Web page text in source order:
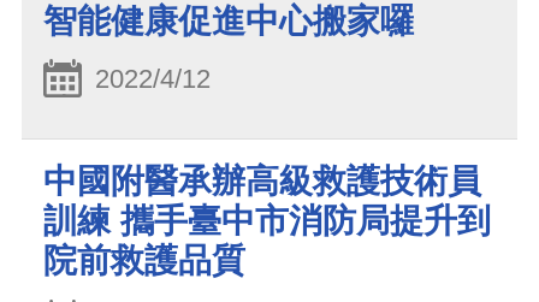
智能健康促進中心搬家囉
2022/4/12
中國附醫承辦高級救護技術員
訓練 攜手臺中市消防局提升到
院前救護品質